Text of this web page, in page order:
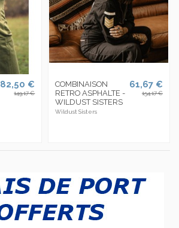
82,50 €
149,17 €
COMBINAISON
RETRO ASPHALTE -
WILDUST SISTERS
Wildust Sisters
61,67 €
154,17 €